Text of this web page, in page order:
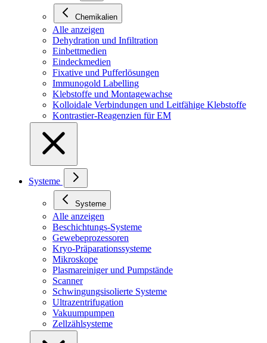
Chemikalien
Alle anzeigen
Dehydration und Infiltration
Einbettmedien
Eindeckmedien
Fixative und Pufferlösungen
Immunogold Labelling
Klebstoffe und Montagewachse
Kolloidale Verbindungen und Leitfähige Klebstoffe
Kontrastier-Reagenzien für EM
Systeme
Systeme
Alle anzeigen
Beschichtungs-Systeme
Gewebeprozessoren
Kryo-Präparationssysteme
Mikroskope
Plasmareiniger und Pumpstände
Scanner
Schwingungsisolierte Systeme
Ultrazentrifugation
Vakuumpumpen
Zellzählsysteme